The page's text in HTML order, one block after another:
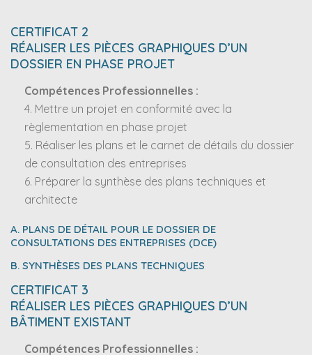
CERTIFICAT 2
RÉALISER LES PIÈCES GRAPHIQUES D’UN
DOSSIER EN PHASE PROJET
Compétences Professionnelles :
4. Mettre un projet en conformité avec la
règlementation en phase projet
5. Réaliser les plans et le carnet de détails du dossier
de consultation des entreprises
6. Préparer la synthèse des plans techniques et
architecte
A. PLANS DE DÉTAIL POUR LE DOSSIER DE
CONSULTATIONS DES ENTREPRISES (DCE)
B. SYNTHÈSES DES PLANS TECHNIQUES
CERTIFICAT 3
RÉALISER LES PIÈCES GRAPHIQUES D’UN
BÂTIMENT EXISTANT
Compétences Professionnelles :